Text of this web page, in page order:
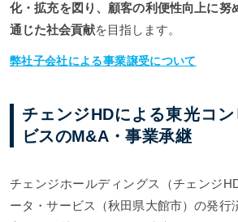
化・拡充を図り、顧客の利便性向上に努
通じた社会貢献を目指します。
弊社子会社による事業譲受について
チェンジHDによる東光コ
ビスのM&A・事業承継
チェンジホールディングス（チェンジ
ータ・サービス（秋田県大館市）の発行